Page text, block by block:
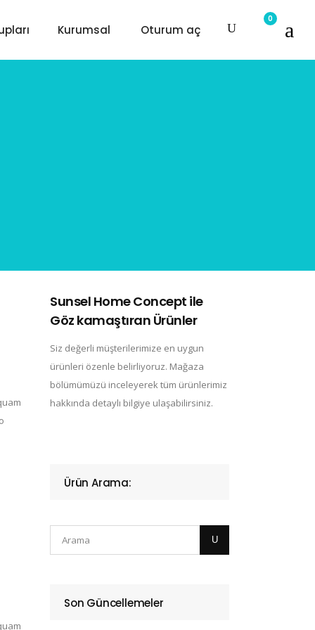
Kurumsal Oturum aç
0
Sunsel Home Concept ile
Göz kamaştıran Ürünler
Siz değerli müşterilerimize en uygun
ürünleri özenle belirliyoruz. Mağaza
bölümümüzü inceleyerek tüm ürünlerimiz
hakkında detaylı bilgiye ulaşabilirsiniz.
Ürün Arama:
Son Güncellemeler